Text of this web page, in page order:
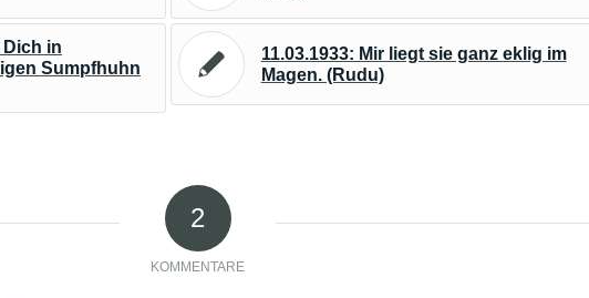
Dich in
Sumpfhuhn
11.03.1933: Mir liegt sie ganz eklig im
Magen. (Rudu)
2
KOMMENTARE